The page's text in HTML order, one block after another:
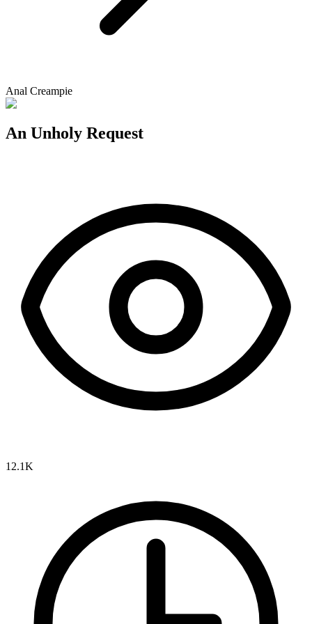
Anal Creampie
An Unholy Request
12.1K